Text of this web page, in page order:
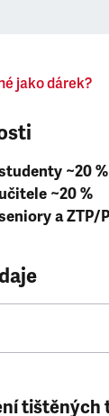
jako dárek?
~20 %
učitele ~20 %
a ZTP/
tištěných